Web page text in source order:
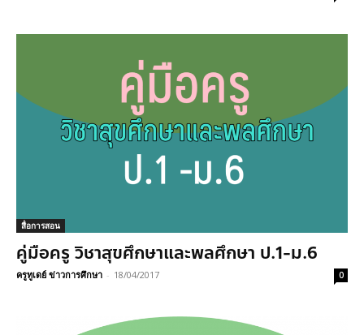
สื่อการสอน
คู่มือครู วิชาสุขศึกษาและพลศึกษา ป.1-ม.6
ครูทูเดย์ ข่าวการศึกษา - 18/04/2017 0